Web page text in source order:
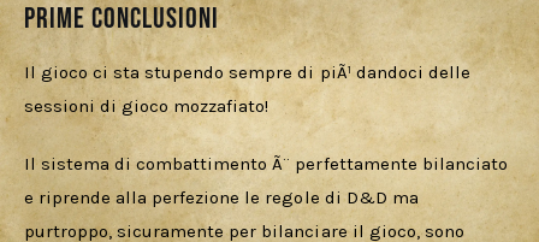
Prime conclusioni
Il gioco ci sta stupendo sempre di piÃ¹ dandoci delle
sessioni di gioco mozzafiato!
Il sistema di combattimento Ã¨ perfettamente bilanciato
e riprende alla perfezione le regole di D&D ma
purtroppo, sicuramente per bilanciare il gioco, sono